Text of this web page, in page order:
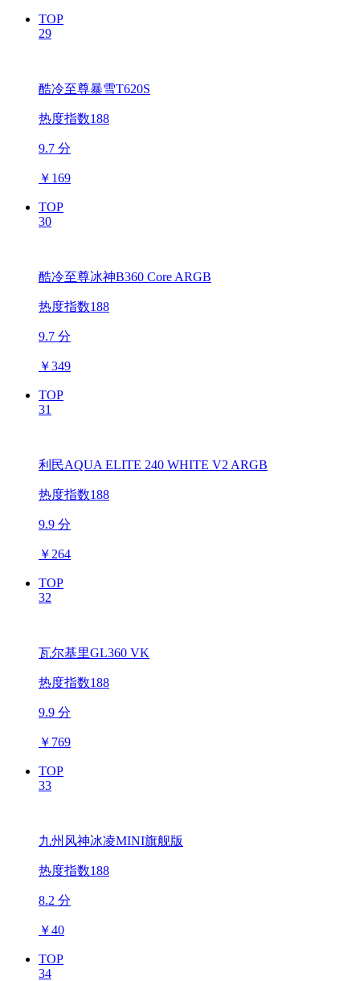
TOP
29
酷冷至尊暴雪T620S
热度指数188
9.7 分
￥ 169
TOP
30
酷冷至尊冰神B360 Core ARGB
热度指数188
9.7 分
￥349
TOP
31
利民AQUA ELITE 240 WHITE V2 ARGB
热度指数188
9.9 分
￥ 264
TOP
32
瓦尔基里GL360 VK
热度指数188
9.9 分
￥ 769
TOP
33
九州风神冰凌MINI旗舰版
热度指数188
8.2 分
￥40
TOP
34